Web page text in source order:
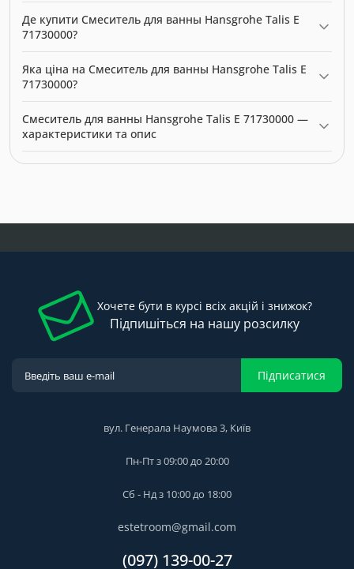
Де купити Смеситель для ванны Hansgrohe Talis E
71730000?
купити в нашому інтернет-магазині за ціною 29938.00 грн.
Яка ціна на Смеситель для ванны Hansgrohe Talis E
71730000?
71730000 — 29938.00 грн. Виробник: Hansgrohe.
Смеситель для ванны Hansgrohe Talis E 71730000 —
характеристики та опис
Хочете бути в курсі всіх акцій і знижок?
Підпишіться на нашу розсилку
Підписатися
вул. Генерала Наумова 3, Київ
Пн-Пт з 09:00 до 20:00
Сб - Нд з 10:00 до 18:00
estetroom@gmail.com
(097) 139-00-27